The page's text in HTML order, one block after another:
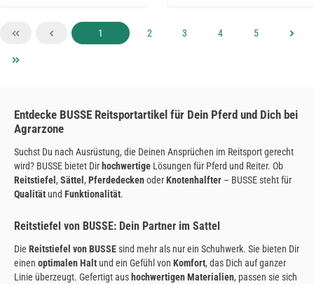
Seite
1 Seite
2 Seite
3 Seite
4 Seite
5
Entdecke BUSSE Reitsportartikel für Dein Pferd und Dich bei
Agrarzone
Suchst Du nach Ausrüstung, die Deinen Ansprüchen im Reitsport gerecht
wird? BUSSE bietet Dir hochwertige Lösungen für Pferd und Reiter. Ob
Reitstiefel , Sättel , PferdedeckenoderKnotenhalfter – BUSSE steht für
Qualität und Funktionalität.
Reitstiefel von BUSSE: Dein Partner im Sattel
Die Reitstiefel von BUSSEsind mehr als nur ein Schuhwerk. Sie bieten Dir
einen optimalen Halt und ein Gefühl von Komfort, das Dich auf ganzer
Linie überzeugt. Gefertigt aushochwertigen Materialien, passen sie sich